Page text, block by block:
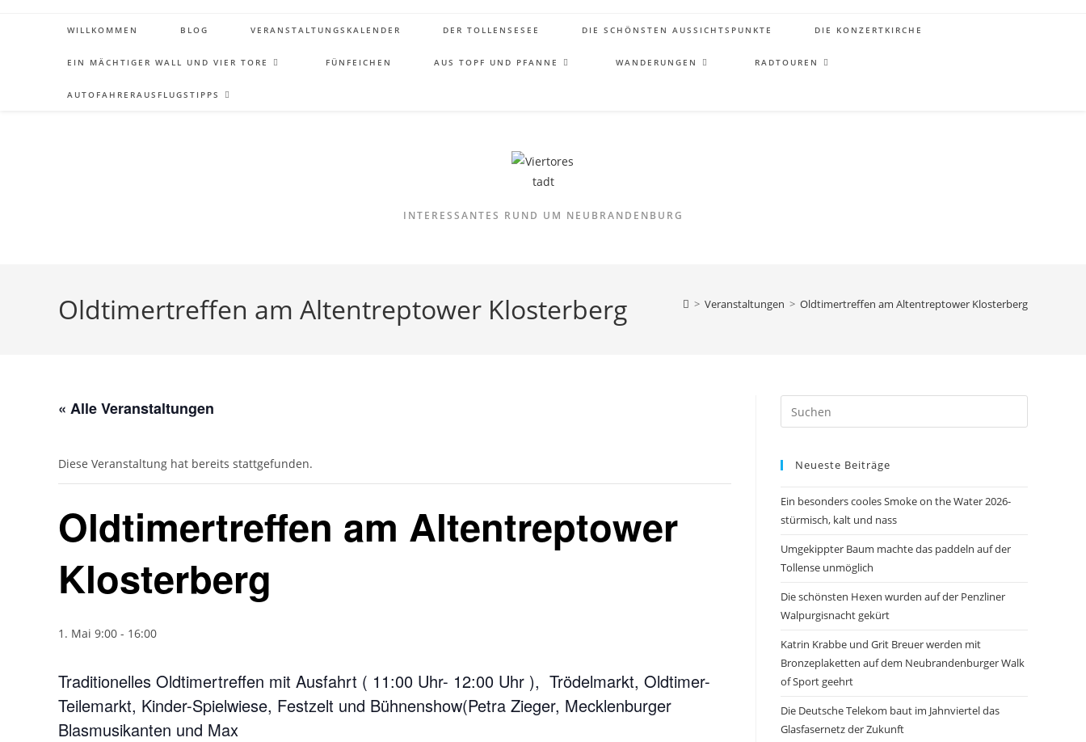
WILLKOMMEN BLOG VERANSTALTUNGSKALENDER DER TOLLENSESEE DIE SCHÖNSTEN AUSSICHTSPUNKTE DIE KONZERTKIRCHE
EIN MÄCHTIGER WALL UND VIER TORE FÜNFEICHEN AUS TOPF UND PFANNE WANDERUNGEN RADTOUREN
AUTOFAHRERAUSFLUGSTIPPS
INTERESSANTES RUND UM NEUBRANDENBURG
Oldtimertreffen am Altentreptower Klosterberg > Veranstaltungen > Oldtimertreffen am Altentreptower Klosterberg
« Alle Veranstaltungen
Diese Veranstaltung hat bereits stattgefunden.
Oldtimertreffen am Altentreptower
Klosterberg
1. Mai 9:00 - 16:00
Traditionelles Oldtimertreffen mit Ausfahrt ( 11:00 Uhr- 12:00 Uhr ), Trödelmarkt, Oldtimer-
Teilemarkt, Kinder-Spielwiese, Festzelt und Bühnenshow(Petra Zieger, Mecklenburger
Blasmusikanten und Max
Escape
Neueste Beiträge
Ein besonders cooles Smoke on the Water 2026-
stürmisch, kalt und nass
Umgekippter Baum machte das paddeln auf der
Tollense unmöglich
Die schönsten Hexen wurden auf der Penzliner
Walpurgisnacht gekürt
Katrin Krabbe und Grit Breuer werden mit
Bronzeplaketten auf dem Neubrandenburger Walk
of Sport geehrt
Die Deutsche Telekom baut im Jahnviertel das
Glasfasernetz der Zukunft